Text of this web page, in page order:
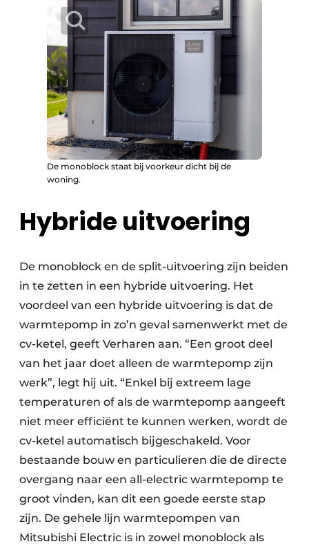
De monoblock staat bij voorkeur dicht bij de
woning.
Hybride uitvoering
De monoblock en de split-uitvoering zijn beiden
in te zetten in een hybride uitvoering. Het
voordeel van een hybride uitvoering is dat de
warmtepomp in zo’n geval samenwerkt met de
cv-ketel, geeft Verharen aan. “Een groot deel
van het jaar doet alleen de warmtepomp zijn
werk”, legt hij uit. “Enkel bij extreem lage
temperaturen of als de warmtepomp aangeeft
niet meer efficiënt te kunnen werken, wordt de
cv-ketel automatisch bijgeschakeld. Voor
bestaande bouw en particulieren die de directe
overgang naar een all-electric warmtepomp te
groot vinden, kan dit een goede eerste stap
zijn. De gehele lijn warmtepompen van
Mitsubishi Electric is in zowel monoblock als